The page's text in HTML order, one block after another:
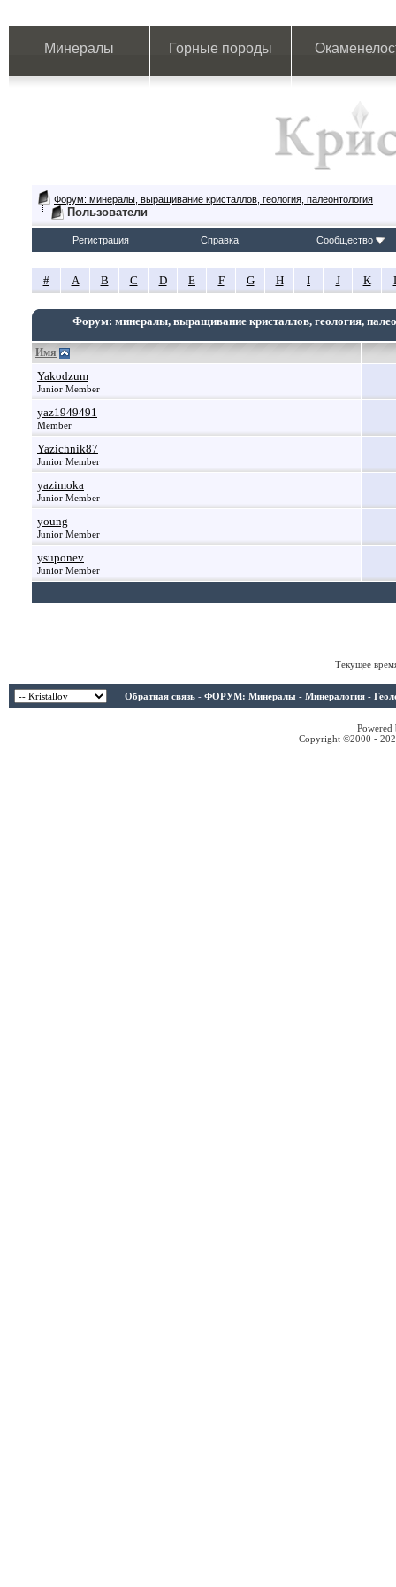
Минералы Горные породы
Форум: минералы, выращивание кристаллов, геология, палеонтология
Пользователи
Регистрация Справка Сообщество
# A B C D E F G H I J K
Форум: минералы, выращивание кристаллов, геология,
Имя
Yakodzum
Junior Member
yaz1949491
Member
Yazichnik87
Junior Member
yazimoka
Junior Member
young
Junior Member
ysuponev
Junior Member
Текущее
Обратная связь - ФОРУМ: Минералы - Минералогия -
Copyright ©2000 -